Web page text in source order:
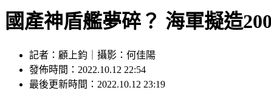
國產神盾艦夢碎？ 海軍擬造
記者：顧上鈞｜攝影：何佳陽
發佈時間：2022.10.12 22:54
最後更新時間：2022.10.12 23:19